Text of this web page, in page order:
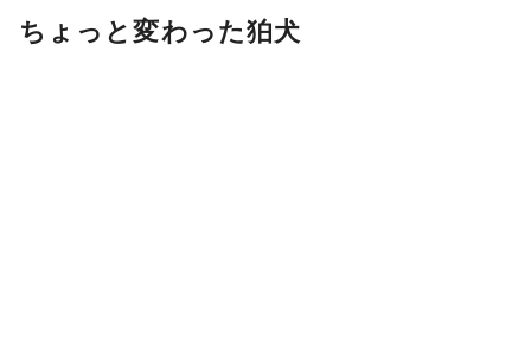
ちょっと変わった狛犬